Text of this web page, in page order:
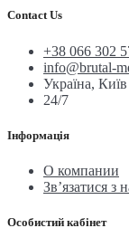
Contact Us
+38 066 302
info@brutal-
Україна, Київ
24/7
Інформація
О компании
Зв’язатися з
Особистий кабінет